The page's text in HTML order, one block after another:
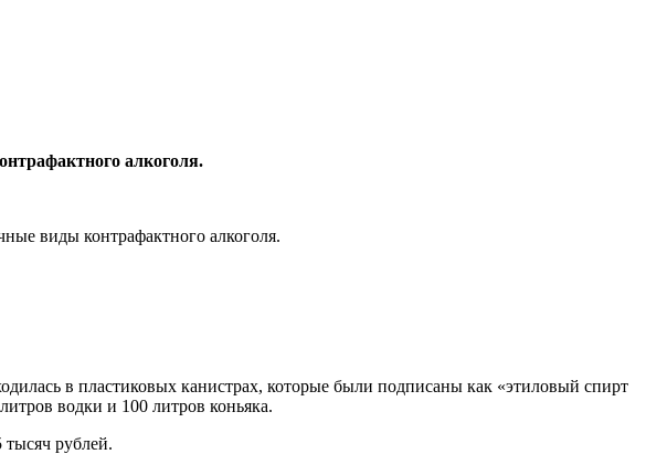
алкоголя.
виды контрафактного алкоголя.
в пластиковых канистрах, которые были подписаны как «этиловый спирт
водки и 100 литров коньяка.
тысяч рублей.